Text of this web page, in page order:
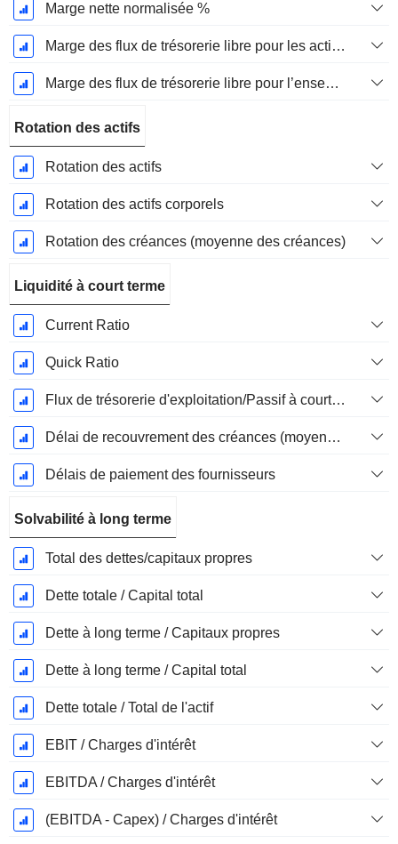
Marge nette normalisée %
Marge des flux de trésorerie libre pour les actionnaires
Marge des flux de trésorerie libre pour l’ensemble des pourvoyeurs de fonds
Rotation des actifs
Rotation des actifs
Rotation des actifs corporels
Rotation des créances (moyenne des créances)
Liquidité à court terme
Current Ratio
Quick Ratio
Flux de trésorerie d'exploitation/Passif à court terme
Délai de recouvrement des créances (moyenne des créances)
Délais de paiement des fournisseurs
Solvabilité à long terme
Total des dettes/capitaux propres
Dette totale / Capital total
Dette à long terme / Capitaux propres
Dette à long terme / Capital total
Dette totale / Total de l'actif
EBIT / Charges d'intérêt
EBITDA / Charges d'intérêt
(EBITDA - Capex) / Charges d'intérêt